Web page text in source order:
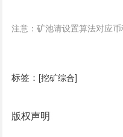
注意：矿池请设置算法对应
标签： [挖矿综合]
版权声明